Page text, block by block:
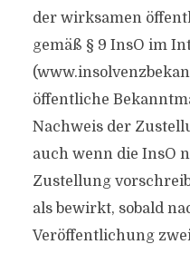
der wirksamen
gemäß § 9 InsO im
öffentliche
Nachweis der
auch wenn die InsO
Zustellung
als bewirkt, sobald
Veröffentlichung